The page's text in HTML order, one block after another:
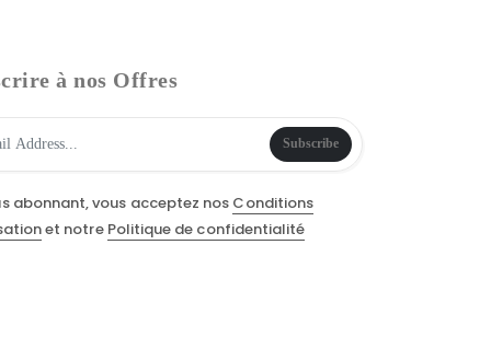
à nos Offres
Subscribe
abonnant, vous acceptez nos Conditions
et notre Politique de confidentialité